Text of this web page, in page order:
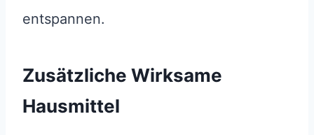
entspannen.
Zusätzliche Wirksame
Hausmittel